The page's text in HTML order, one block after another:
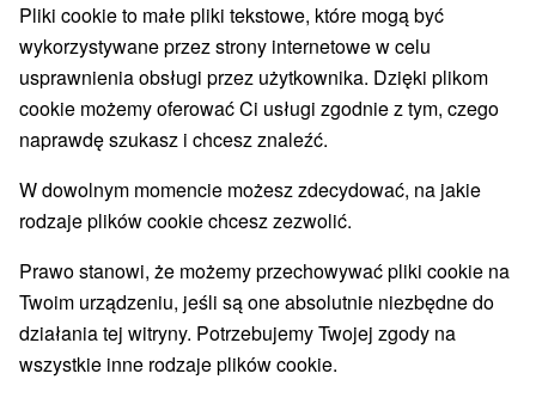
Przejdź do lokalizacji
Urządzenie jest obecnie zamknięty z naszą ofertą!
8,5 doskonały·8 recenzji
Pliki cookie to małe pliki tekstowe, które mogą być
wykorzystywane przez strony internetowe w celu
usprawnienia obsługi przez użytkownika. Dzięki plikom
cookie możemy oferować Ci usługi zgodnie z tym, czego
naprawdę szukasz i chcesz znaleźć.
W dowolnym momencie możesz zdecydować, na jakie
rodzaje plików cookie chcesz zezwolić.
Prawo stanowi, że możemy przechowywać pliki cookie na
Twoim urządzeniu, jeśli są one absolutnie niezbędne do
działania tej witryny. Potrzebujemy Twojej zgody na
wszystkie inne rodzaje plików cookie.